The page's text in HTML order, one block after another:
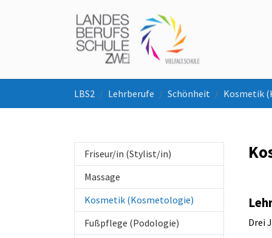
LBS2 Lehrberufe Schönheit Kosmetik
Drei
Friseur/in (Stylist/in)
Massage
Kosmetik (Kosmetologie)
Fußpflege (Podologie)